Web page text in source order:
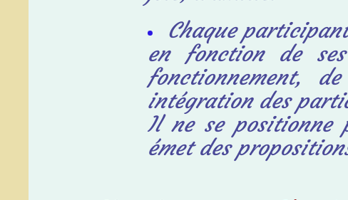
Chaque
en fonction de
fonctionnement,
intégration des
Il ne se positionne
émet des